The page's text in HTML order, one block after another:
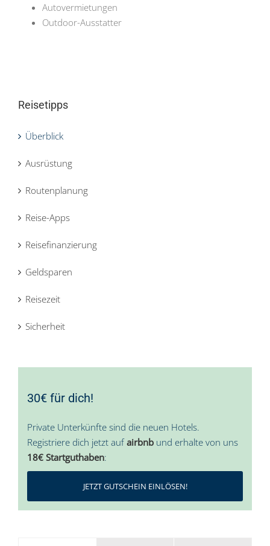
Autovermietungen
Outdoor-Ausstatter
Reisetipps
Überblick
Ausrüstung
Routenplanung
Reise-Apps
Reisefinanzierung
Geldsparen
Reisezeit
Sicherheit
30€ für dich!
Private Unterkünfte sind die neuen Hotels.
Registriere dich jetzt aufairbnb und erhalte von uns
18€ Startguthaben:
JETZT GUTSCHEIN EINLÖSEN!